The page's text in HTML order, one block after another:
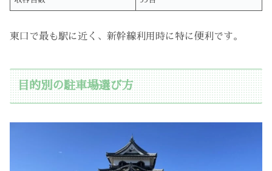
東口で最も駅に近く、新幹線利用時に特に便利です。
目的別の駐車場選び方